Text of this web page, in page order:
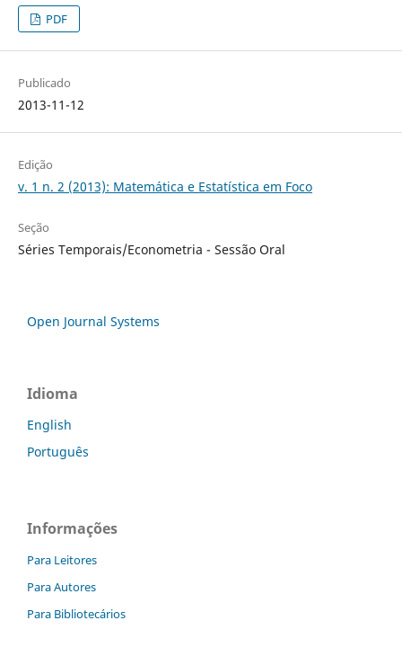
PDF
Publicado
2013-11-12
Edição
v. 1 n. 2 (2013): Matemática e Estatística em Foco
Seção
Séries Temporais/Econometria - Sessão Oral
Open Journal Systems
Idioma
English
Português
Informações
Para Leitores
Para Autores
Para Bibliotecários